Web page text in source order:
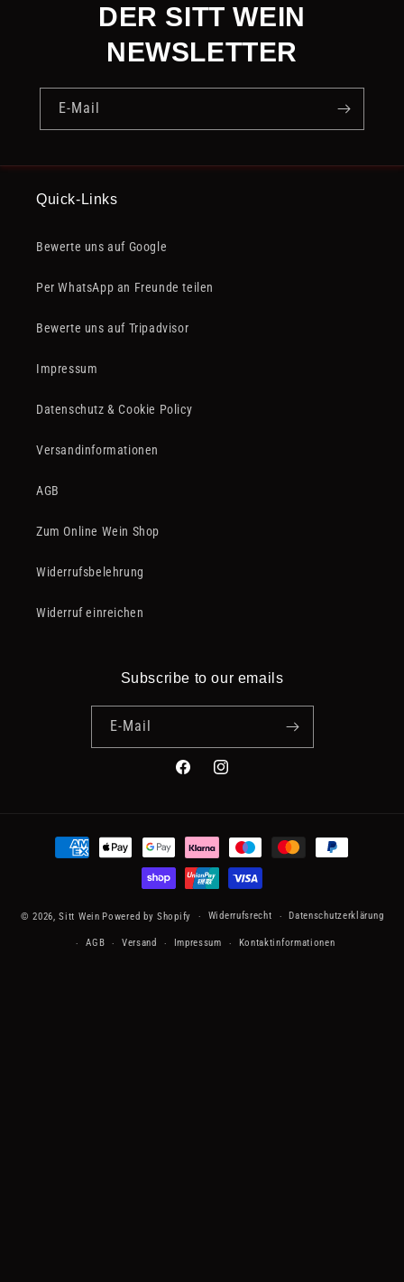
DER SITT WEIN
NEWSLETTER
E-Mail
Quick-Links
Bewerte uns auf Google
Per WhatsApp an Freunde teilen
Bewerte uns auf Tripadvisor
Impressum
Datenschutz & Cookie Policy
Versandinformationen
AGB
Zum Online Wein Shop
Widerrufsbelehrung
Widerruf einreichen
Subscribe to our emails
E-Mail
FacebookInstagram
Zahlungsmethoden
© 2026,Sitt Wein Powered by Shopify Widerrufsrecht Datenschutzerklärung
AGB Versand Impressum Kontaktinformationen